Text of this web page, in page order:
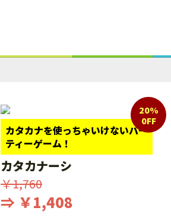
カタカナを使っちゃいけないパー
ティーゲーム！
20%
0FF
カタカナーシ
￥1,760
⇒ ￥1,408